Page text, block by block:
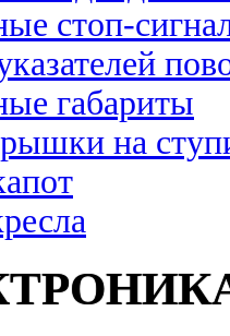
стоп-
габариты
на